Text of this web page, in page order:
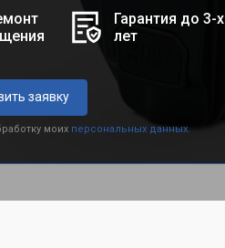
Гарантия до 3-х
лет
заявку
моих персональных данных.